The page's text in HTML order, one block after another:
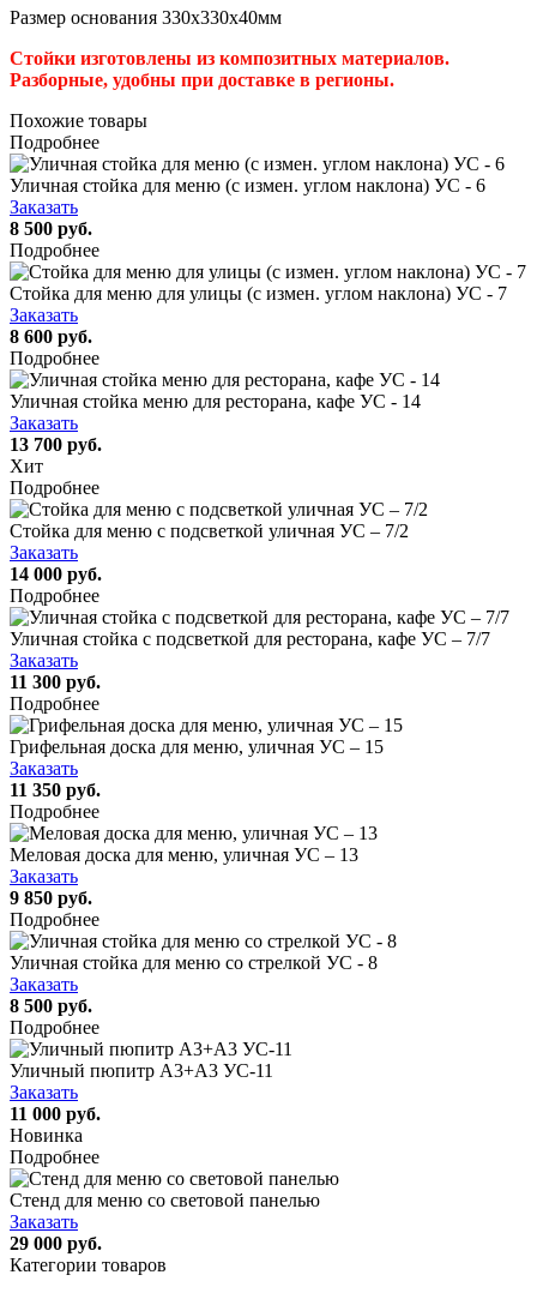
Размер основания 330х330х40мм
Стойки изготовлены из композитных материалов.
Разборные, удобны при доставке в регионы.
Похожие товары
Подробнее
Уличная стойка для меню (с измен. углом наклона) УС - 6
Заказать
8 500 руб.
Подробнее
Стойка для меню для улицы (с измен. углом наклона) УС - 7
Заказать
8 600 руб.
Подробнее
Уличная стойка меню для ресторана, кафе УС - 14
Заказать
13 700 руб.
Хит
Подробнее
Стойка для меню с подсветкой уличная УС – 7/2
Заказать
14 000 руб.
Подробнее
Уличная стойка с подсветкой для ресторана, кафе УС – 7/7
Заказать
11 300 руб.
Подробнее
Грифельная доска для меню, уличная УС – 15
Заказать
11 350 руб.
Подробнее
Меловая доска для меню, уличная УС – 13
Заказать
9 850 руб.
Подробнее
Уличная стойка для меню со стрелкой УС - 8
Заказать
8 500 руб.
Подробнее
Уличный пюпитр А3+А3 УС-11
Заказать
11 000 руб.
Новинка
Подробнее
Стенд для меню со световой панелью
Заказать
29 000 руб.
Категории товаров